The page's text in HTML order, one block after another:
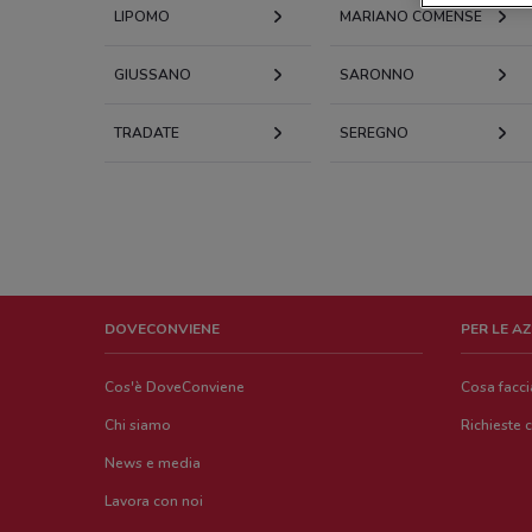
LIPOMO MARIANO COMENSE
GIUSSANO SARONNO
TRADATE SEREGNO
DOVECONVIENE
Cos'è DoveConviene
Chi siamo
News e media
Lavora con noi
PER LE
Cosa
Richieste